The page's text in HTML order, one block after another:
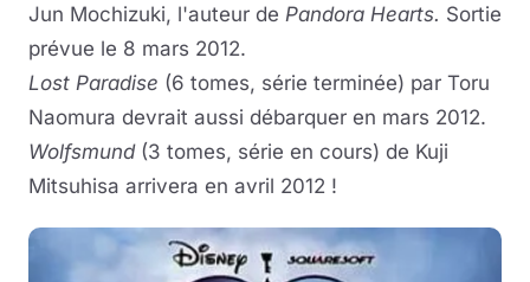
Jun Mochizuki, l'auteur de Pandora Hearts. Sortie
prévue le 8 mars 2012.
Lost Paradise (6 tomes, série terminée) par Toru
Naomura devrait aussi débarquer en mars 2012.
Wolfsmund(3 tomes, série en cours) de Kuji
Mitsuhisa arrivera en avril 2012 !